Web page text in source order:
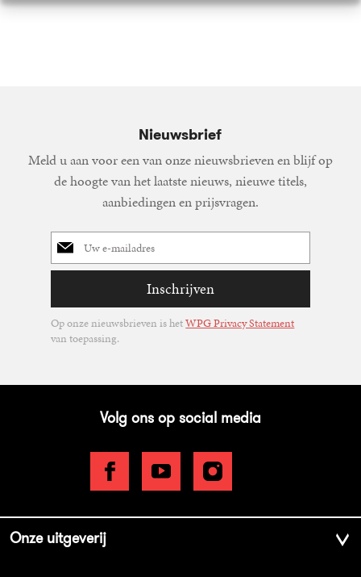
Nieuwsbrief
Meld u aan voor een van onze nieuwsbrieven en blijf op
de hoogte van het laatste nieuws, nieuwe titels,
aanbiedingen en prijsvragen.
E-
mailadres
Inschrijven
Op onze nieuwsbrieven is hetWPG Privacy Statement
van toepassing.
Volg ons op social media
Onze uitgeverij